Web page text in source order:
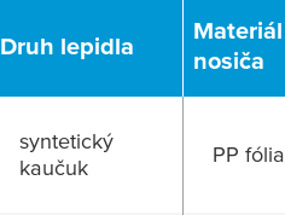
Druh lepidla
Materiál
nosiča
syntetický
kaučuk
PP fólia